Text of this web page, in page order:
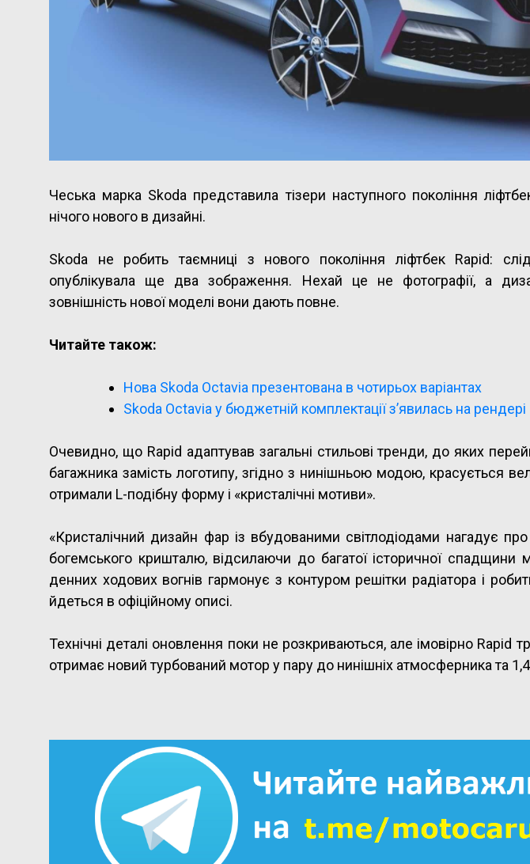
Чеська марка Skoda представила тізери наступного покоління
нічого нового в дизайні.
Skoda не робить таємниці з нового покоління ліфтбек Rapid:
опублікувала ще два зображення. Нехай це не фотографії, а
зовнішність нової моделі вони дають повне.
Читайте також:
Нова Skoda Octavia презентована в чотирьох варіантах
Skoda Octavia у бюджетній комплектації з’явилась на рендері
Очевидно, що Rapid адаптував загальні стильові тренди, до яких
багажника замість логотипу, згідно з нинішньою модою, красується
отримали L-подібну форму і «кристалічні мотиви».
«Кристалічний дизайн фар із вбудованими світлодіодами нагадує
богемського кришталю, відсилаючи до багатої історичної спадщини
денних ходових вогнів гармонує з контуром решітки радіатора і
йдеться в офіційному описі.
Технічні деталі оновлення поки не розкриваються, але імовірно Rapid
отримає новий турбований мотор у пару до нинішніх атмосферника та